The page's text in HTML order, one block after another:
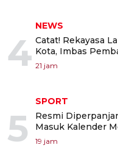
4
NEWS
Catat! Rekayasa
Kota, Imbas
21 jam
5
SPORT
Resmi
Masuk Kalender
19 jam